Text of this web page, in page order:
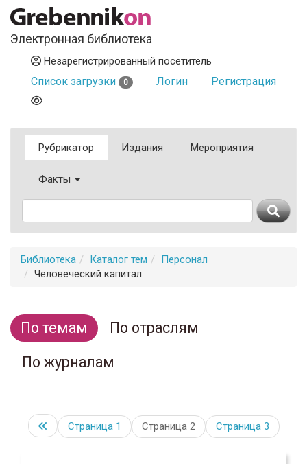
Электронная библиотека
Незарегистрированный посетитель
Список загрузки 0 Логин Регистрация
Рубрикатор Издания Мероприятия
Факты
Библиотека Каталог тем
Персонал
Человеческий капитал
По темам
По отраслям
По журналам
Страница 1 Страница 2 Страница 3